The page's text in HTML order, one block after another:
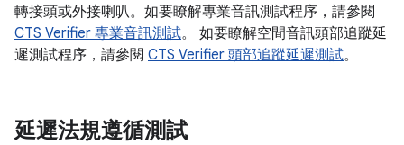
轉接頭或外接喇叭。如要瞭解專業音訊測試程序，請參閱
CTS Verifier 專業音訊測試。 如要瞭解空間音訊頭部追蹤延
遲測試程序，請參閱 CTS Verifier 頭部追蹤延遲測試。
延遲法規遵循測試